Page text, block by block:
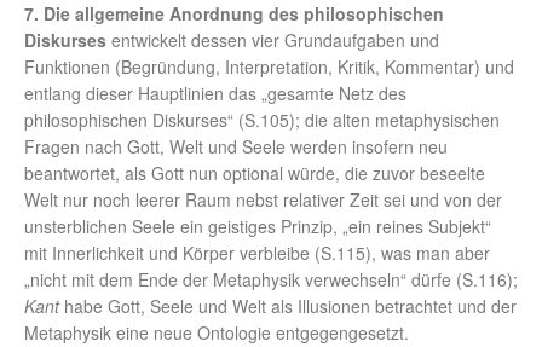
7. Die allgemeine Anordnung des philosophischen
Diskurses entwickelt dessen vier Grundaufgaben und
Funktionen (Begründung, Interpretation, Kritik, Kommentar) und
entlang dieser Hauptlinien das „gesamte Netz des
philosophischen Diskurses“ (S.105); die alten metaphysischen
Fragen nach Gott, Welt und Seele werden insofern neu
beantwortet, als Gott nun optional würde, die zuvor beseelte
Welt nur noch leerer Raum nebst relativer Zeit sei und von der
unsterblichen Seele ein geistiges Prinzip, „ein reines Subjekt“
mit Innerlichkeit und Körper verbleibe (S.115), was man aber
„nicht mit dem Ende der Metaphysik verwechseln“ dürfe (S.116);
Kanthabe Gott, Seele und Welt als Illusionen betrachtet und der
Metaphysik eine neue Ontologie entgegengesetzt.